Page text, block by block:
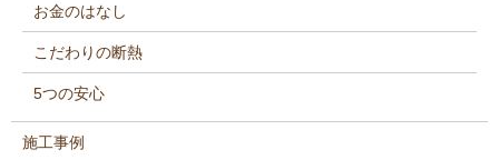
お金のはなし
こだわりの断熱
5つの安心
施工事例